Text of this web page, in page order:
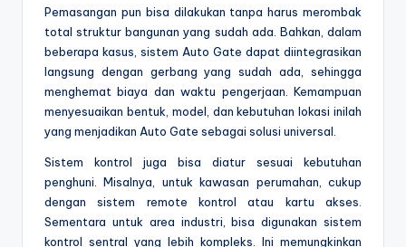
Pemasangan pun bisa dilakukan tanpa harus merombak
total struktur bangunan yang sudah ada. Bahkan, dalam
beberapa kasus, sistem Auto Gate dapat diintegrasikan
langsung dengan gerbang yang sudah ada, sehingga
menghemat biaya dan waktu pengerjaan. Kemampuan
menyesuaikan bentuk, model, dan kebutuhan lokasi inilah
yang menjadikan Auto Gate sebagai solusi universal.
Sistem kontrol juga bisa diatur sesuai kebutuhan
penghuni. Misalnya, untuk kawasan perumahan, cukup
dengan sistem remote kontrol atau kartu akses.
Sementara untuk area industri, bisa digunakan sistem
kontrol sentral yang lebih kompleks. Ini memungkinkan